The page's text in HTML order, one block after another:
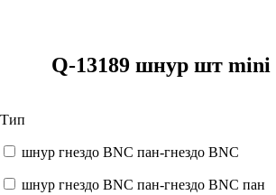
Q-13189 шнур шт
Тип
шнур гнездо BNC пан-гнездо BNC
шнур гнездо BNC пан-гнездо BNC пан